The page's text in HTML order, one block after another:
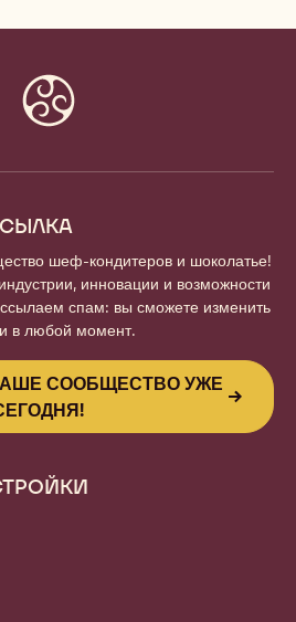
шеф-кондитеров и шоколатье!
инновации и возможности
спам: вы сможете изменить
в любой момент.
СООБЩЕСТВО УЖЕ